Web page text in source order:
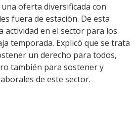
oferta diversificada con
fuera de estación. De esta
actividad en el sector para los
temporada. Explicó que se trata
un derecho para todos,
también para sostener y
de este sector.